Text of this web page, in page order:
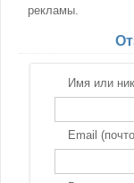
рекламы.
Имя или
Email